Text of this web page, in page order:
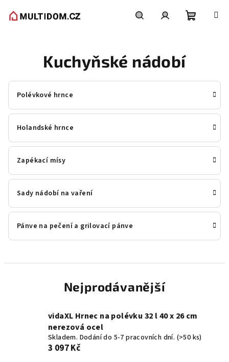
Kuchyňské nádobí
Polévkové hrnce
Holandské hrnce
Zapékací mísy
Sady nádobí na vaření
Pánve na pečení a grilovací pánve
Nejprodávanější
vidaXL Hrnec na polévku 32 l 40 x 26 cm
nerezová ocel
Skladem. Dodání do 5-7 pracovních dní. (>50 ks)
3 097 Kč